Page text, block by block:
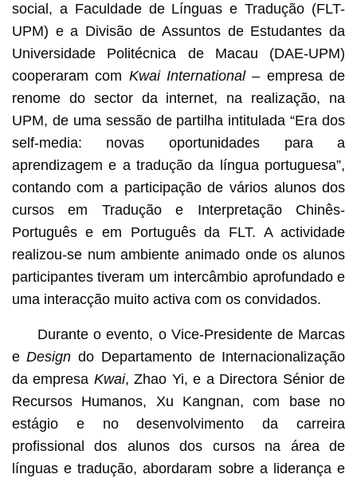
social, a Faculdade de Línguas e Tradução (FLT-
UPM) e a Divisão de Assuntos de Estudantes da
Universidade Politécnica de Macau (DAE-UPM)
cooperaram com Kwai International– empresa de
renome do sector da internet, na realização, na
UPM, de uma sessão de partilha intitulada “Era dos
self-media: novas oportunidades para a
aprendizagem e a tradução da língua portuguesa”,
contando com a participação de vários alunos dos
cursos em Tradução e Interpretação Chinês-
Português e em Português da FLT. A actividade
realizou-se num ambiente animado onde os alunos
participantes tiveram um intercâmbio aprofundado e
uma interacção muito activa com os convidados.
Durante o evento, o Vice-Presidente de Marcas
eDesign do Departamento de Internacionalização
da empresa Kwai, Zhao Yi, e a Directora Sénior de
Recursos Humanos, Xu Kangnan, com base no
estágio e no desenvolvimento da carreira
profissional dos alunos dos cursos na área de
línguas e tradução, abordaram sobre a liderança e